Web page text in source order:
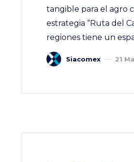
tangible para el agro
estrategia “Ruta del
regiones tiene un
Siacomex 21